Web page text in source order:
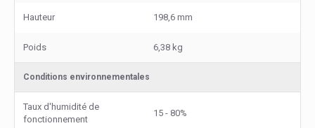
Hauteur 198,6 mm
Poids 6,38 kg
Conditions environnementales
Taux d'humidité de
fonctionnement
15 - 80%